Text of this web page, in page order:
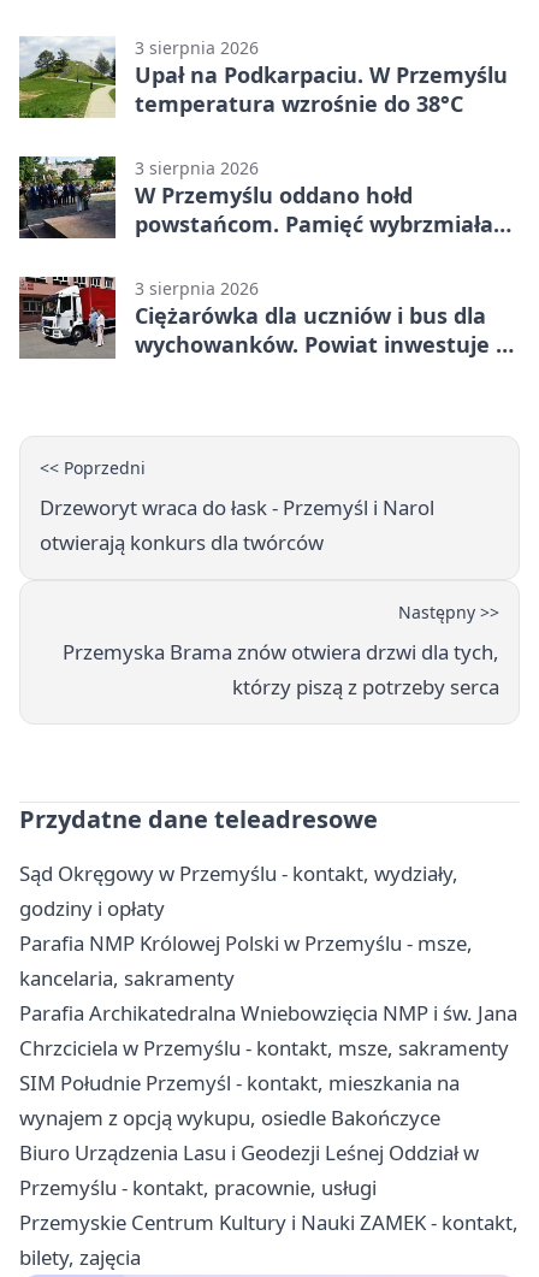
3 sierpnia 2026
Upał na Podkarpaciu. W Przemyślu
temperatura wzrośnie do 38°C
3 sierpnia 2026
W Przemyślu oddano hołd
powstańcom. Pamięć wybrzmiała
3 sierpnia 2026
Ciężarówka dla uczniów i bus dla
wychowanków. Powiat inwestuje w
<< Poprzedni
Drzeworyt wraca do łask - Przemyśl i Narol
otwierają konkurs dla twórców
Następny >>
Przemyska Brama znów otwiera drzwi dla tych,
którzy piszą z potrzeby serca
Przydatne dane teleadresowe
Sąd Okręgowy w Przemyślu - kontakt, wydziały,
godziny i opłaty
Parafia NMP Królowej Polski w Przemyślu - msze,
kancelaria, sakramenty
Parafia Archikatedralna Wniebowzięcia NMP i św. Jana
Chrzciciela w Przemyślu - kontakt, msze, sakramenty
SIM Południe Przemyśl - kontakt, mieszkania na
wynajem z opcją wykupu, osiedle Bakończyce
Biuro Urządzenia Lasu i Geodezji Leśnej Oddział w
Przemyślu - kontakt, pracownie, usługi
Przemyskie Centrum Kultury i Nauki ZAMEK - kontakt,
bilety, zajęcia